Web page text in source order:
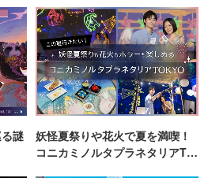
謎
妖怪夏祭りや花火で夏を満喫！
コニカミノルタプラネタリアTO